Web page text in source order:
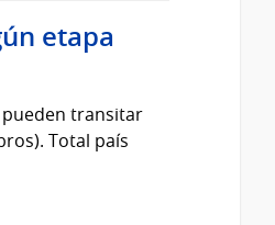
etapa
transitar
Total país